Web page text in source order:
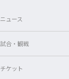
ニュース
試合・観戦
チケット